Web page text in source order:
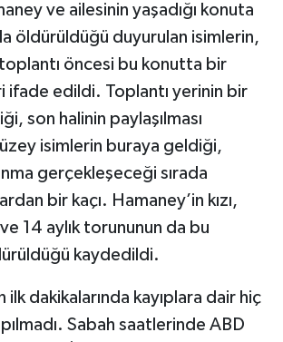
ve ailesinin yaşadığı konuta
öldürüldüğü duyurulan isimlerin,
öncesi bu konutta bir
ifade edildi. Toplantı yerinin bir
son halinin paylaşılması
isimlerin buraya geldiği,
gerçekleşeceği sırada
bir kaçı. Hamaney’in kızı,
14 aylık torununun da bu
kaydedildi.
ilk dakikalarında kayıplara dair hiç
Sabah saatlerinde ABD